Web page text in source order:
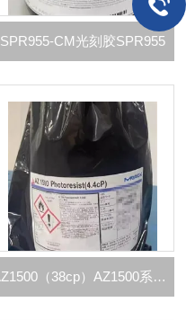
SPR955-CM光刻胶SPR955
AZ1500（38cp）AZ1500系列G线光刻胶